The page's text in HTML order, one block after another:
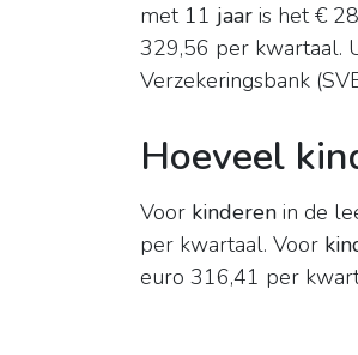
met 11 jaar is het €
329,56 per kwartaal.
Verzekeringsbank
Hoeveel
Voor kinderen in de
per kwartaal. Voor
euro 316,41 per